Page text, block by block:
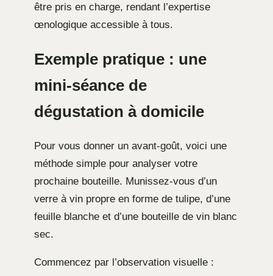
être pris en charge, rendant l’expertise
œnologique accessible à tous.
Exemple pratique : une
mini-séance de
dégustation à domicile
Pour vous donner un avant-goût, voici une
méthode simple pour analyser votre
prochaine bouteille. Munissez-vous d’un
verre à vin propre en forme de tulipe, d’une
feuille blanche et d’une bouteille de vin blanc
sec.
Commencez par l’observation visuelle :